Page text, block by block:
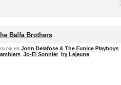
Balfa Brothers
на John Delafose & The Eunice Playboys
Jo-El Sonnier Iry Lejeune